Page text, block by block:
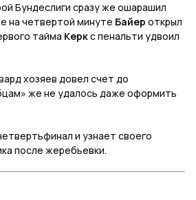
Бундеслиги сразу же ошарашил
на четвертой минуте Байер открыл
тайма Керкс пенальти удвоил
хозяев довел счет до
же не удалось даже оформить
и узнает своего
после жеребьевки.